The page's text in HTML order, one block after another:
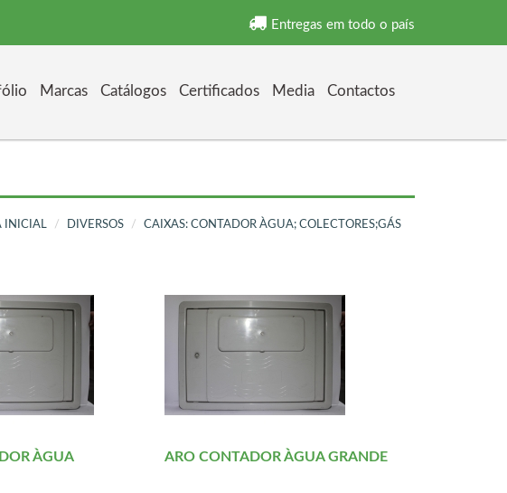
Entregas em todo o país
Marcas Catálogos Certificados Media Contactos
INICIAL DIVERSOS CAIXAS: CONTADOR ÀGUA; COLECTORES;GÁS
ÀGUA
ARO CONTADOR ÀGUA GRANDE